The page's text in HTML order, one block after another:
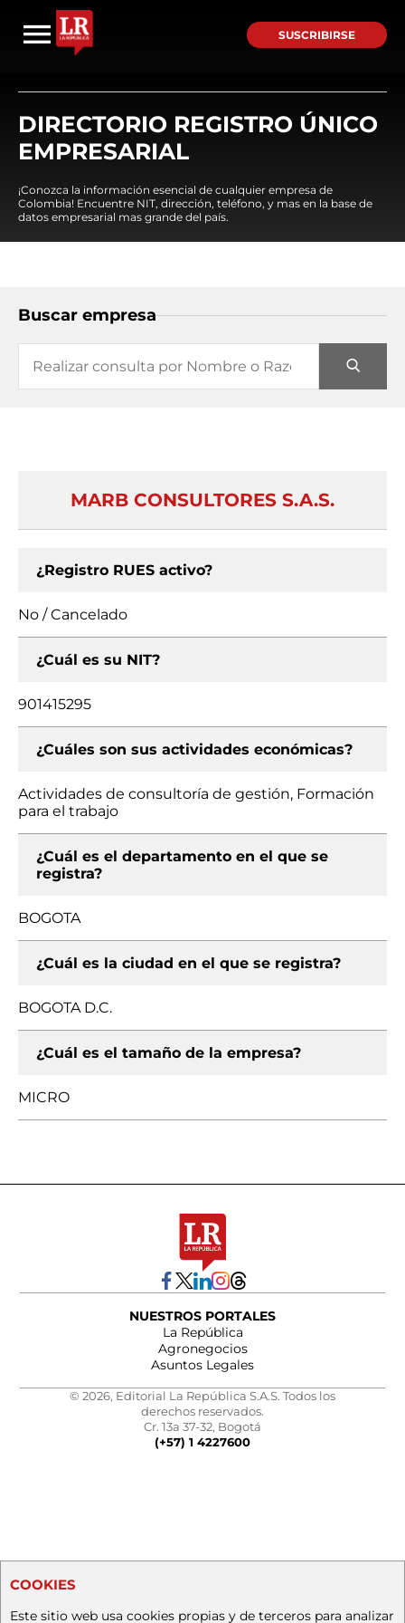
SUSCRIBIRSE
DIRECTORIO REGISTRO ÚNICO
EMPRESARIAL
¡Conozca la información esencial de cualquier empresa de
Colombia! Encuentre NIT, dirección, teléfono, y mas en la base de
datos empresarial mas grande del país.
Buscar empresa
MARB CONSULTORES S.A.S.
¿Registro RUES activo?
No / Cancelado
¿Cuál es su NIT?
901415295
¿Cuáles son sus actividades económicas?
Actividades de consultoría de gestión, Formación
para el trabajo
¿Cuál es el departamento en el que se
registra?
BOGOTA
¿Cuál es la ciudad en el que se registra?
BOGOTA D.C.
¿Cuál es el tamaño de la empresa?
MICRO
NUESTROS PORTALES
La República
Agronegocios
Asuntos Legales
© 2026, Editorial La República S.A.S. Todos los
derechos reservados.
Cr. 13a 37-32, Bogotá
(+57) 1 4227600
COOKIES
Este sitio web usa cookies propias y de terceros para analizar